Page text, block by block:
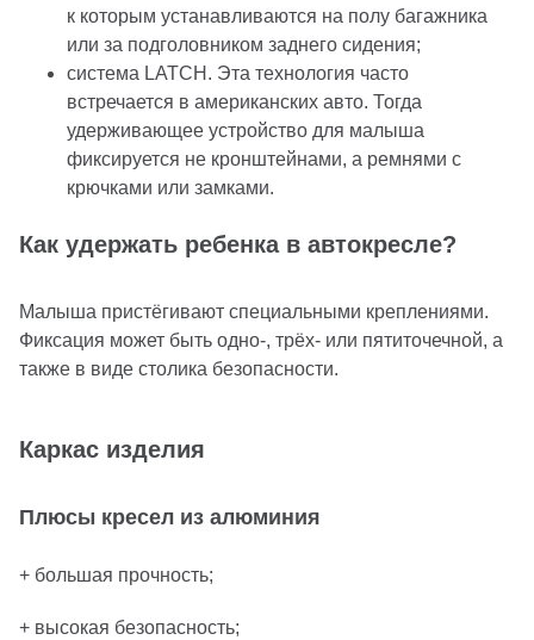
к которым устанавливаются на полу багажника
или за подголовником заднего сидения;
система LATCH. Эта технология часто
встречается в американских авто. Тогда
удерживающее устройство для малыша
фиксируется не кронштейнами, а ремнями с
крючками или замками.
Как удержать ребенка в автокресле?
Малыша пристёгивают специальными креплениями.
Фиксация может быть одно-, трёх- или пятиточечной, а
также в виде столика безопасности.
Каркас изделия
Плюсы кресел из алюминия
+ большая прочность;
+ высокая безопасность;